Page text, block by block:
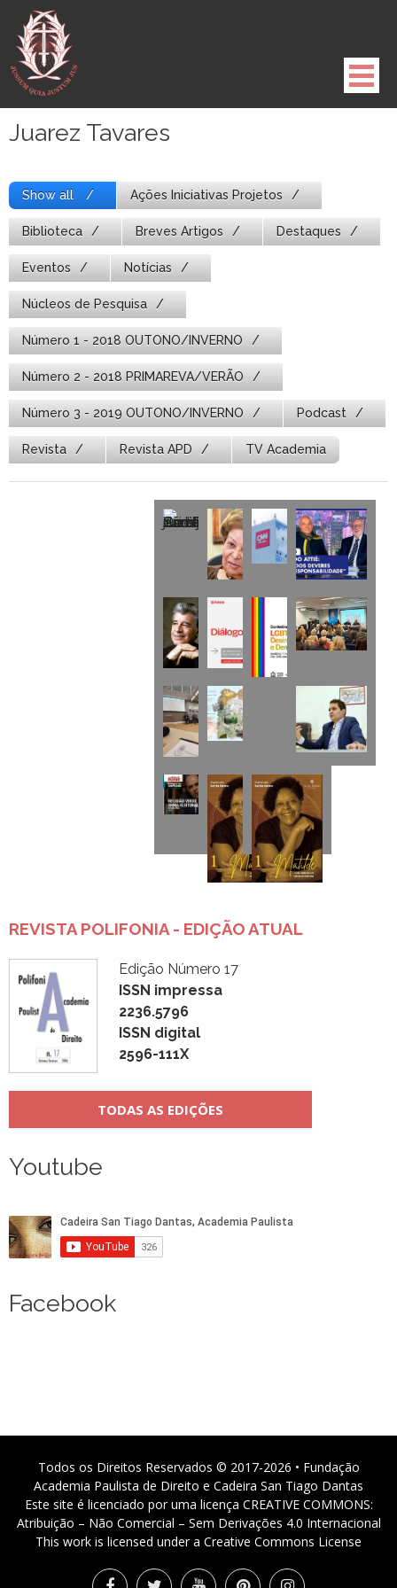
para
conteúdo
Juarez Tavares
Show all Ações Iniciativas Projetos
Biblioteca Breves Artigos Destaques
Eventos Notícias
Núcleos de Pesquisa
Número 1 - 2018 OUTONO/INVERNO
Número 2 - 2018 PRIMAREVA/VERÃO
Número 3 - 2019 OUTONO/INVERNO Podcast
Revista Revista APD TV Academia
REVISTA POLIFONIA - EDIÇÃO ATUAL
Edição Número 17
ISSN impressa
2236.5796
ISSN digital
2596-111X
TODAS AS EDIÇÕES
Youtube
Facebook
Todos os Direitos Reservados © 2017-2026 • Fundação
Academia Paulista de Direito e Cadeira San Tiago Dantas
Este site é licenciado por uma licença CREATIVE COMMONS:
Atribuição – Não Comercial – Sem Derivações 4.0 Internacional
This work is licensed under a Creative Commons License